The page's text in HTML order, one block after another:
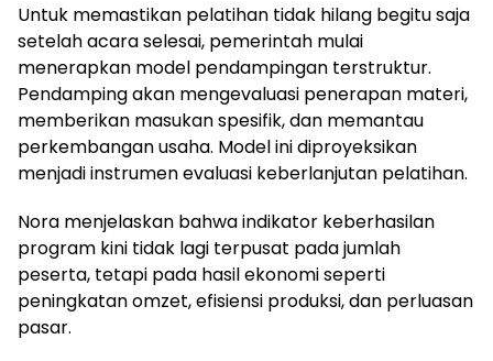
Untuk memastikan pelatihan tidak hilang begitu saja
setelah acara selesai, pemerintah mulai
menerapkan model pendampingan terstruktur.
Pendamping akan mengevaluasi penerapan materi,
memberikan masukan spesifik, dan memantau
perkembangan usaha. Model ini diproyeksikan
menjadi instrumen evaluasi keberlanjutan pelatihan.
Nora menjelaskan bahwa indikator keberhasilan
program kini tidak lagi terpusat pada jumlah
peserta, tetapi pada hasil ekonomi seperti
peningkatan omzet, efisiensi produksi, dan perluasan
pasar.